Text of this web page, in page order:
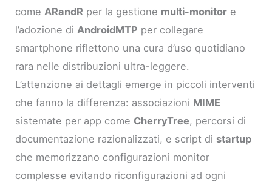
come ARandR per la gestione multi-monitor e
l’adozione di AndroidMTP per collegare
smartphone riflettono una cura d’uso quotidiano
rara nelle distribuzioni ultra-leggere.
L’attenzione ai dettagli emerge in piccoli interventi
che fanno la differenza: associazioni MIME
sistemate per app come CherryTree, percorsi di
documentazione razionalizzati, e script di startup
che memorizzano configurazioni monitor
complesse evitando riconfigurazioni ad ogni